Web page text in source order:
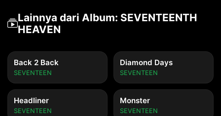
Lainnya dari Album: SEVENTEENTH
HEAVEN
Back 2 Back
SEVENTEEN
Diamond Days
SEVENTEEN
Headliner
SEVENTEEN
Monster
SEVENTEEN